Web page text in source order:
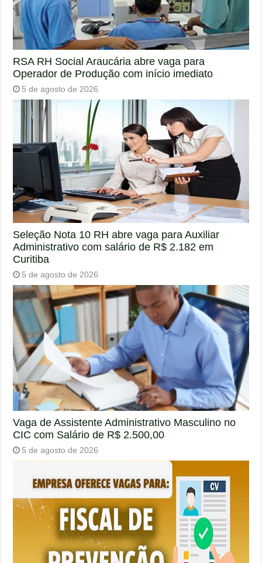
RSA RH Social Araucária abre vaga para
Operador de Produção com início imediato
5 de agosto de 2026
Seleção Nota 10 RH abre vaga para Auxiliar
Administrativo com salário de R$ 2.182 em
Curitiba
5 de agosto de 2026
Vaga de Assistente Administrativo Masculino no
CIC com Salário de R$ 2.500,00
5 de agosto de 2026